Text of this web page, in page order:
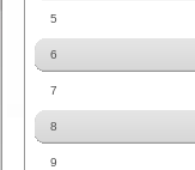
5
6
7
8
9